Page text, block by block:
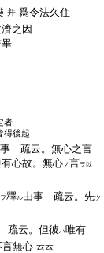
并 爲令法久住
之因
者
得後起
事 疏云。無心之言
心故。無心ノ言ヲ以
ヲ釋ル由事 疏云。先ツ
疏云。但彼ハ唯有
言無心 云云